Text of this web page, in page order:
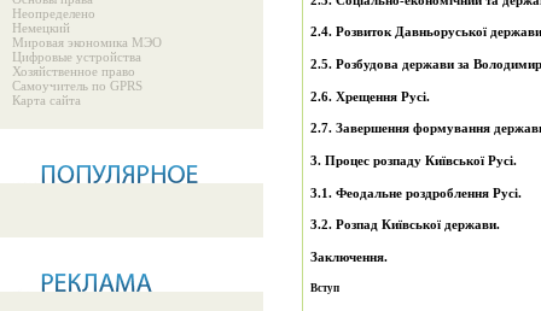
Неопределено
Немецкий
Мировая экономика МЭО
Цифровые устройства
Хозяйственное право
Самоучитель по GPRS
Карта сайта
2.4. Розвиток Давньоруської
2.5. Розбудова держави за
2.6. Хрещення Русі.
2.7. Завершення формування
3. Процес розпаду Київської Русі.
3.1. Феодальне роздроблення Русі.
3.2. Розпад Київської держави.
Заключення.
Вступ